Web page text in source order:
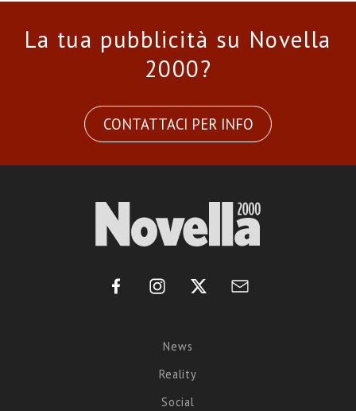
La tua pubblicità su Novella
2000?
CONTATTACI PER INFO
News
Reality
Social